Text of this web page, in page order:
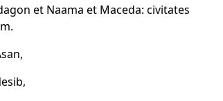
et Naama et Maceda: civitates